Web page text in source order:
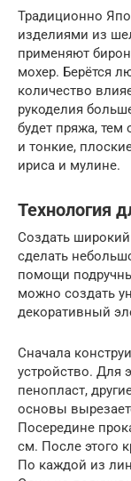
Традиционно
изделиями из
применяют
мохер. Берётся
количество
рукоделия
будет пряжа, тем
и тонкие,
ириса и мулине.
Технология
Создать широкий
сделать
помощи
можно создать
декоративный
Сначала
устройство. Для
пенопласт,
основы
Посередине
см. После этого
По каждой из